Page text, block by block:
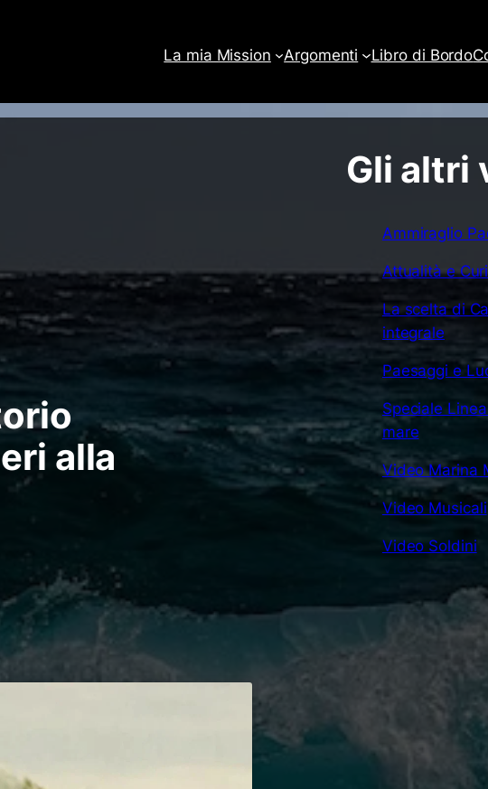
La mia Mission Argomenti Libro di Bordo
alla
Gli altri
Ammiraglio
Attualità e
La scelta di
integrale
Paesaggi e
Speciale
mare
Video Marina
Video Musicali
Video Soldini